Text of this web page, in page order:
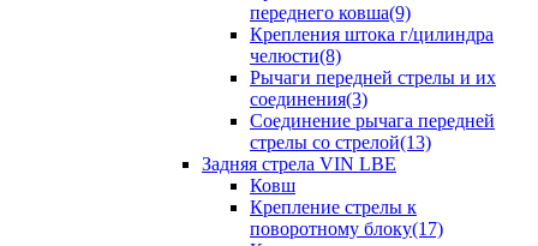
переднего ковша(9)
Крепления штока г/цилиндра
челюсти(8)
Рычаги передней стрелы и их
соединения(3)
Соединение рычага передней
стрелы со стрелой(13)
Задняя стрела VIN LBE
Ковш
Крепление стрелы к
поворотному блоку(17)